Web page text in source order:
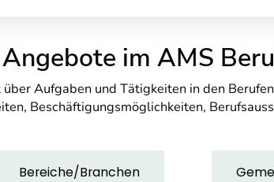
Angebote im AMS
Aufgaben und Tätigkeiten in den
Beschäftigungsmöglichkeiten,
Bereiche/Branchen